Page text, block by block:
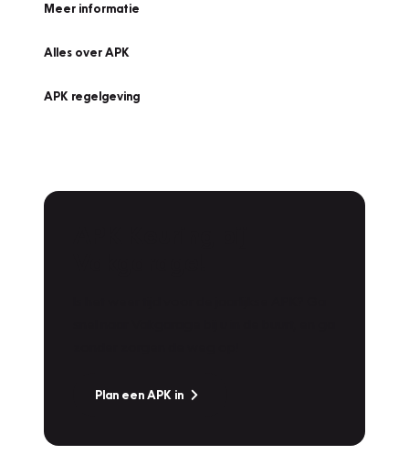
Meer informatie
Alles over APK
APK regelgeving
Plan een APK in